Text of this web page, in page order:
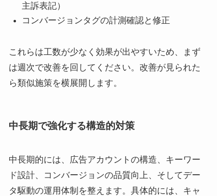
主訴表記）
コンバージョンタグの計測確認と修正
これらは工数が少なく効果が出やすいため、まず
は週次で改善を回してください。改善が見られた
ら類似施策を横展開します。
中長期で強化する構造的対策
中長期的には、広告アカウントの構造、キーワー
ド設計、コンバージョンの品質向上、そしてデー
タ駆動の運用体制を整えます。具体的には、キャ